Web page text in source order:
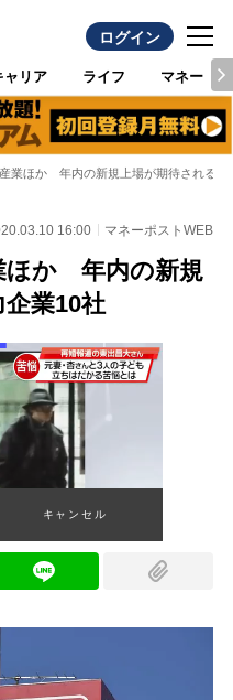
ログイン
ャリア ライフ マネー
業ほか 年内の新規上場が期待される有
16:00 マネーポストWEB
ほか 年内の新規
業10社
キャンセル